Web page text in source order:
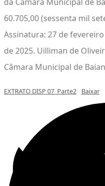
60.705,00 (sessenta mil
Assinatura: 27 de
de 2025. Uilliman de
Câmara Municipal de
EXTRATO DISP 07_Parte2 Baixar